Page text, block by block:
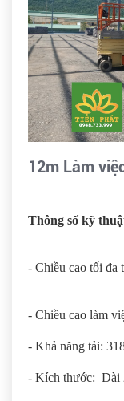
12m Làm
Thông số kỹ
- Chiều cao tối đa
- Chiều cao làm
- Khả năng tải:
- Kích thước: Dài